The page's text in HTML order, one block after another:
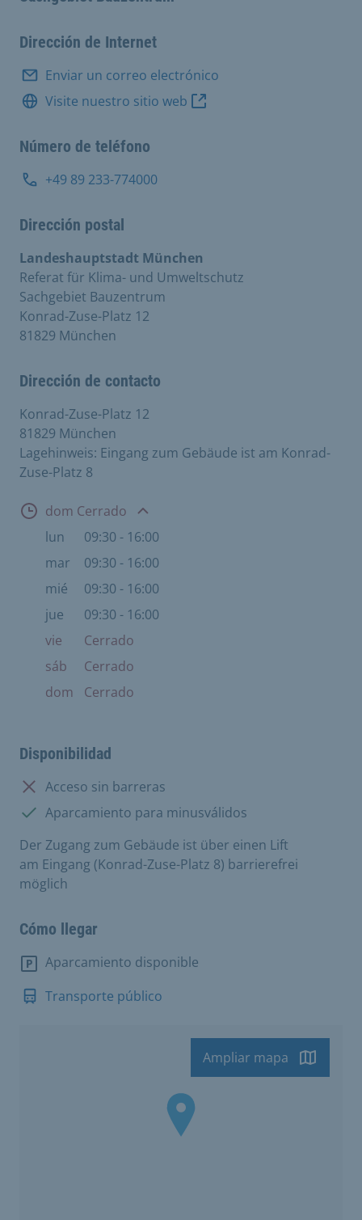
Dirección de Internet
Enviar un correo electrónico
Visite nuestro sitio web
Número de teléfono
+49 89 233-774000
Dirección postal
Landeshauptstadt München
Referat für Klima- und Umweltschutz
Sachgebiet Bauzentrum
Konrad-Zuse-Platz 12
81829 München
Dirección de contacto
Konrad-Zuse-Platz 12
81829 München
Lagehinweis: Eingang zum Gebäude ist am Konrad-
Zuse-Platz 8
Abierto dom Cerrado
lun
09:30 - 16:00
mar
09:30 - 16:00
mié
09:30 - 16:00
jue
09:30 - 16:00
vie
Cerrado
sáb
Cerrado
dom
Cerrado
Disponibilidad
No disponible:
Acceso sin barreras
Disponible:
Aparcamiento para minusválidos
Der Zugang zum Gebäude ist über einen Lift
am Eingang (Konrad-Zuse-Platz 8) barrierefrei
möglich
Cómo llegar
Aparcamiento disponible
Transporte público
Ampliar mapa